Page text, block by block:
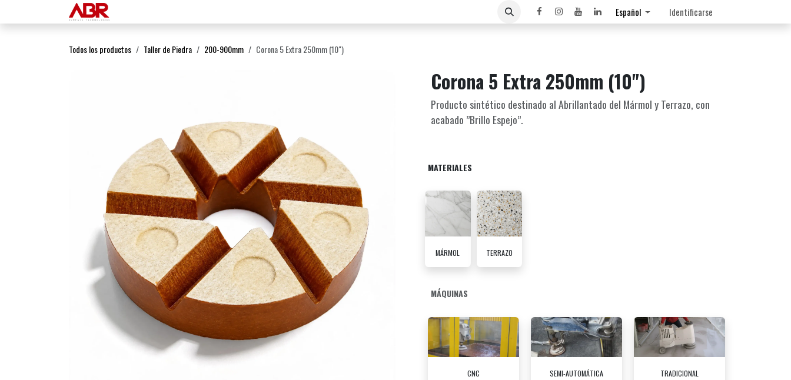
Español Identificarse
Todos los productos Taller de Piedra 200-900mm Corona 5 Extra 250mm (10")
Corona 5 Extra 250mm (10")
Producto sintético destinado al Abrillantado del Mármol y Terrazo, con
acabado ”Brillo Espejo”.
MÁRMOL TERRAZO
MATERIALES
MÁQUINAS
CNC TRADICIONAL
SEMI-AUTOMÁTICA